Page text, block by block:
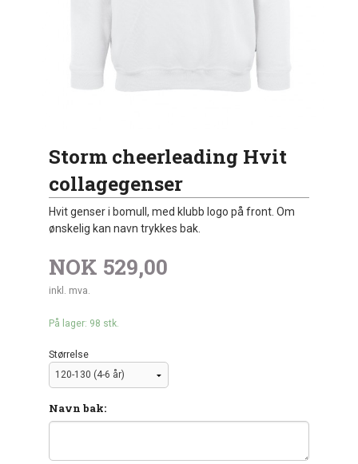
Storm cheerleading Hvit
collagegenser
Hvit genser i bomull, med klubb logo på front. Om
ønskelig kan navn trykkes bak.
NOK 529,00
inkl. mva.
På lager: 98 stk.
Størrelse
Navn bak: